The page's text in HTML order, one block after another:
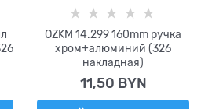
OZKM 14.299 160mm ручка
хром+алюминий (326
накладная)
11,50 BYN